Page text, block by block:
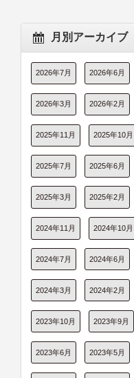
月別アーカイブ
2026年7月 2026年6月
2026年3月 2026年2月
2025年11月 2025年10月
2025年7月 2025年6月
2025年3月 2025年2月
2024年11月 2024年10月
2024年7月 2024年6月
2024年3月 2024年2月
2023年10月 2023年9月
2023年6月 2023年5月